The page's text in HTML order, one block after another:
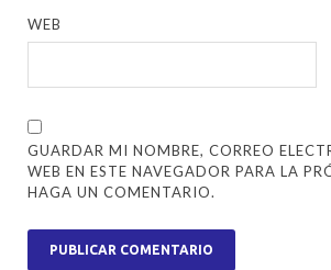
WEB
GUARDAR MI NOMBRE, CORREO
WEB EN ESTE NAVEGADOR PARA LA
HAGA UN COMENTARIO.